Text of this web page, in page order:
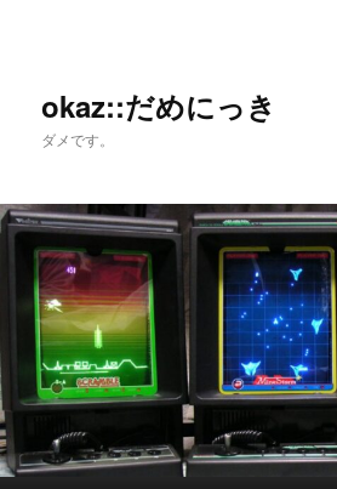
へ
移
移
動
okaz::だめにっき
ダメです。